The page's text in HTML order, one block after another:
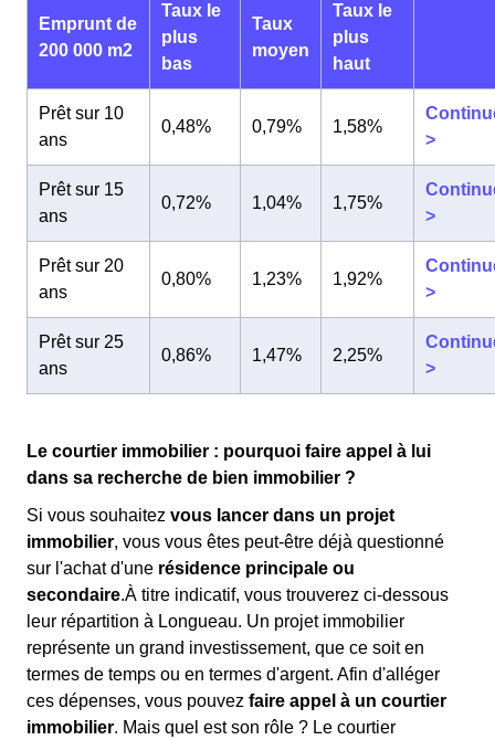
Emprunt de
200 000 m2
Taux le
plus
bas
Taux
moyen
Taux le
plus
haut
Prêt sur 10
ans
0,48% 0,79% 1,58%
>
Prêt sur 15
ans
0,72% 1,04% 1,75%
>
Prêt sur 20
ans
0,80% 1,23% 1,92%
>
Prêt sur 25
ans
0,86% 1,47% 2,25%
>
Le courtier immobilier : pourquoi faire appel à lui
dans sa recherche de bien immobilier ?
Si vous souhaitez vous lancer dans un projet
immobilier, vous vous êtes peut-être déjà questionné
sur l'achat d'une résidence principale ou
secondaire.À titre indicatif, vous trouverez ci-dessous
leur répartition à Longueau. Un projet immobilier
représente un grand investissement, que ce soit en
termes de temps ou en termes d'argent. Afin d'alléger
ces dépenses, vous pouvez faire appel à un courtier
immobilier. Mais quel est son rôle ? Le courtier